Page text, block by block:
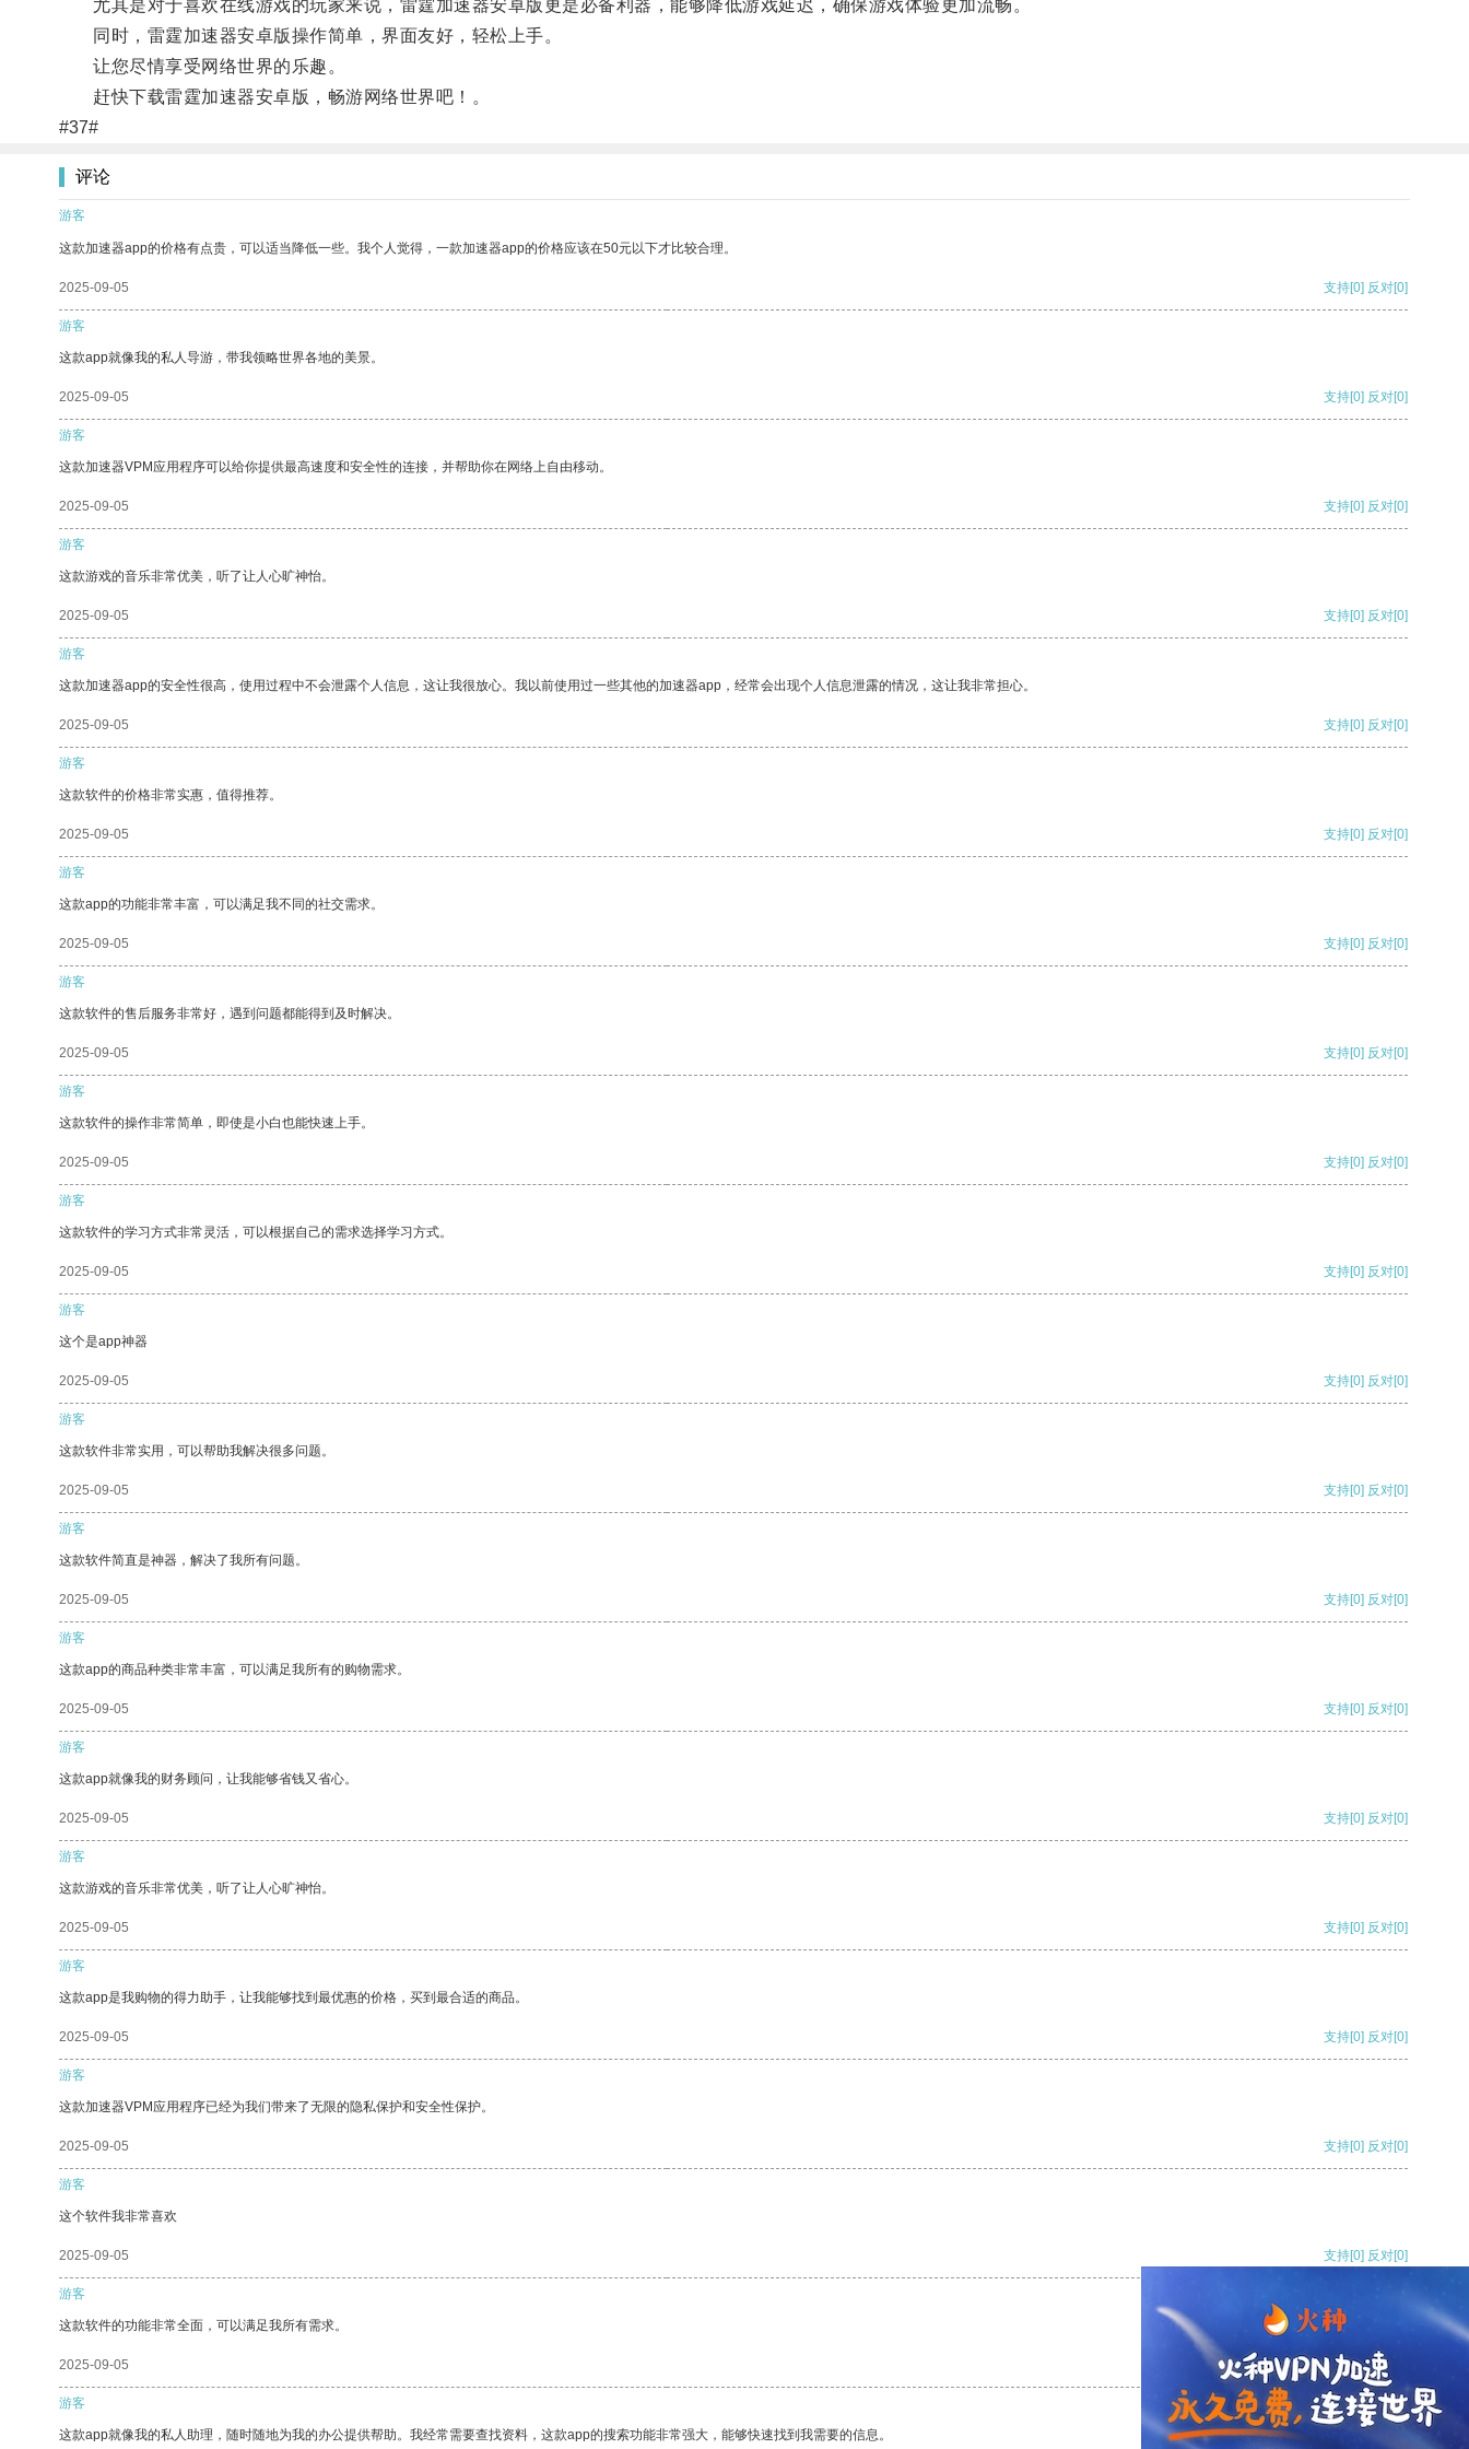
尤其是对于喜欢在线游戏的玩家来说，雷霆加速器安卓版更是必备利器，能够降低游戏延迟，确保游戏体验更加流畅。
同时，雷霆加速器安卓版操作简单，界面友好，轻松上手。
让您尽情享受网络世界的乐趣。
赶快下载雷霆加速器安卓版，畅游网络世界吧！。
#37#
评论
游客
这款加速器app的价格有点贵，可以适当降低一些。我个人觉得，一款加速器app的价格应该在50元以下才比较合理。
2025-09-05 支持[0] 反对[0]
游客
这款app就像我的私人导游，带我领略世界各地的美景。
2025-09-05 支持[0] 反对[0]
游客
这款加速器VPM应用程序可以给你提供最高速度和安全性的连接，并帮助你在网络上自由移动。
2025-09-05 支持[0] 反对[0]
游客
这款游戏的音乐非常优美，听了让人心旷神怡。
2025-09-05 支持[0] 反对[0]
游客
这款加速器app的安全性很高，使用过程中不会泄露个人信息，这让我很放心。我以前使用过一些其他的加速器app，经常会出现个人信息泄露的情况，这让我非常担心。
2025-09-05 支持[0] 反对[0]
游客
这款软件的价格非常实惠，值得推荐。
2025-09-05 支持[0] 反对[0]
游客
这款app的功能非常丰富，可以满足我不同的社交需求。
2025-09-05 支持[0] 反对[0]
游客
这款软件的售后服务非常好，遇到问题都能得到及时解决。
2025-09-05 支持[0] 反对[0]
游客
这款软件的操作非常简单，即使是小白也能快速上手。
2025-09-05 支持[0] 反对[0]
游客
这款软件的学习方式非常灵活，可以根据自己的需求选择学习方式。
2025-09-05 支持[0] 反对[0]
游客
这个是app神器
2025-09-05 支持[0] 反对[0]
游客
这款软件非常实用，可以帮助我解决很多问题。
2025-09-05 支持[0] 反对[0]
游客
这款软件简直是神器，解决了我所有问题。
2025-09-05 支持[0] 反对[0]
游客
这款app的商品种类非常丰富，可以满足我所有的购物需求。
2025-09-05 支持[0] 反对[0]
游客
这款app就像我的财务顾问，让我能够省钱又省心。
2025-09-05 支持[0] 反对[0]
游客
这款游戏的音乐非常优美，听了让人心旷神怡。
2025-09-05 支持[0] 反对[0]
游客
这款app是我购物的得力助手，让我能够找到最优惠的价格，买到最合适的商品。
2025-09-05 支持[0] 反对[0]
游客
这款加速器VPM应用程序已经为我们带来了无限的隐私保护和安全性保护。
2025-09-05 支持[0] 反对[0]
游客
这个软件我非常喜欢
2025-09-05 支持[0] 反对[0]
游客
这款软件的功能非常全面，可以满足我所有需求。
2025-09-05 支持[0] 反对
游客
这款app就像我的私人助理，随时随地为我的办公提供帮助。我经常需要查找资料，这款app的搜索功能非常强大，能够快速找到我需要的信息。